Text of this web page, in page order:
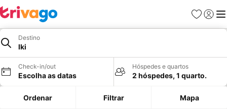
Favoritos
Iniciar
Destino
Iki
Check-in/out
Escolha as datas
Hóspedes e quartos
2 hóspedes, 1 quarto.
Ordenar Filtrar Mapa